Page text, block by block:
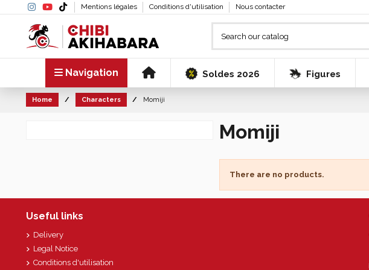
Mentions légales Conditions d'utilisation Nous contacter
Navigation Soldes 2026 Figures
Home Characters Momiji
Momiji
There are no products.
Useful links
Delivery
Legal Notice
Conditions d'utilisation